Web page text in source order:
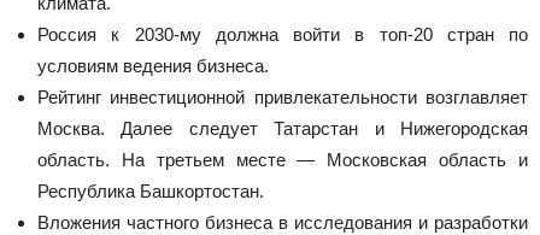
Россия к 2030-му должна войти в топ-20 стран по
условиям ведения бизнеса.
Рейтинг инвестиционной привлекательности возглавляет
Москва. Далее следует Татарстан и Нижегородская
область. На третьем месте — Московская область и
Республика Башкортостан.
Вложения частного бизнеса в исследования и разработки